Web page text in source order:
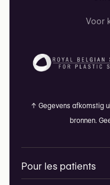
Voor
↑ Gegevens afkomstig
bronnen.
Pour les patients